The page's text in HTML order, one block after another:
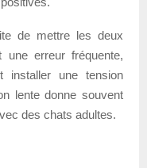
de mettre les deux
erreur fréquente,
installer une tension
lente donne souvent
des chats adultes.